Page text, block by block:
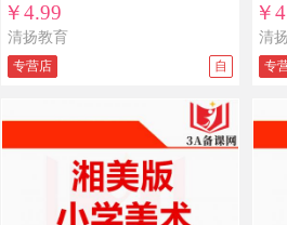
￥4.99
清扬教育
专营店 自
￥
清
专